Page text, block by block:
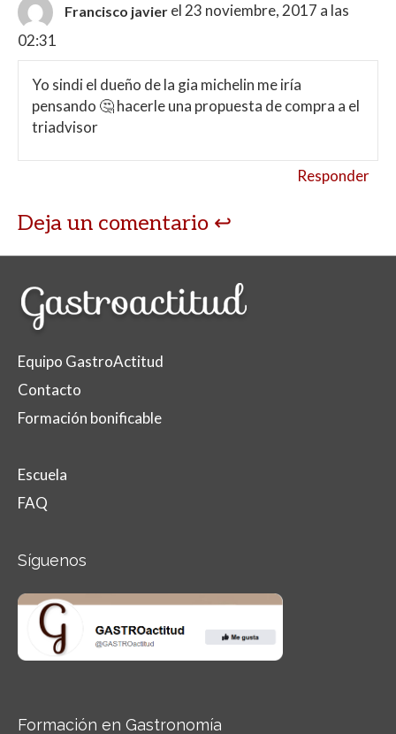
Francisco javier el 23 noviembre, 2017 a las
02:31
Yo sindi el dueño de la gia michelin me iría
pensando 🤔 hacerle una propuesta de compra a el
triadvisor
Responder
Deja un comentario
Equipo GastroActitud
Contacto
Formación bonificable
Escuela
FAQ
Síguenos
Formación en Gastronomía